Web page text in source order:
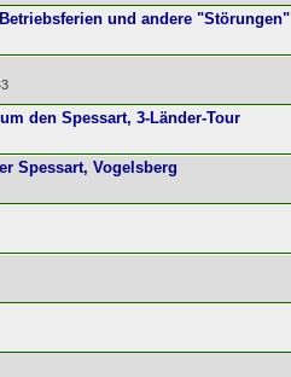
und andere "Störungen"
den Spessart, 3-Länder-Tour
Spessart, Vogelsberg